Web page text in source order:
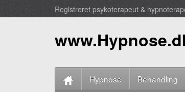
Registreret psykoterapeut &
Hypnose Behandling